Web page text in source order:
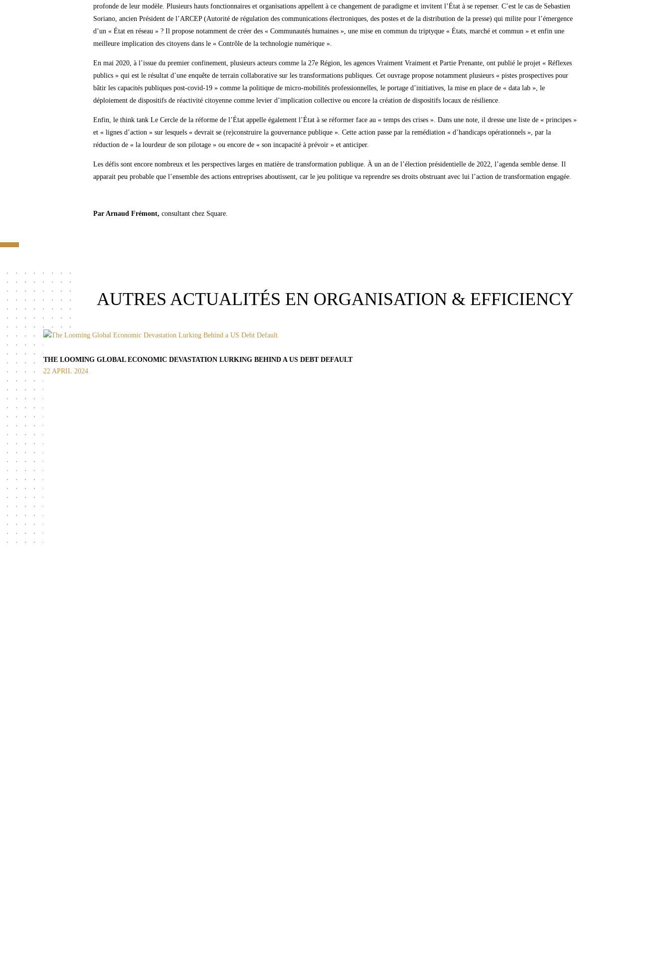
profonde de leur modèle. Plusieurs hauts fonctionnaires et organisations appellent à ce changement de paradigme et invitent l’État à se repenser. C’est le cas de Sebastien
Soriano, ancien Président de l’ARCEP (Autorité de régulation des communications électroniques, des postes et de la distribution de la presse) qui milite pour l’émergence
d’un « État en réseau » ? Il propose notamment de créer des « Communautés humaines », une mise en commun du triptyque « États, marché et commun » et enfin une
meilleure implication des citoyens dans le « Contrôle de la technologie numérique ».
En mai 2020, à l’issue du premier confinement, plusieurs acteurs comme la 27e Région, les agences Vraiment Vraiment et Partie Prenante, ont publié le projet « Réflexes
publics » qui est le résultat d’une enquête de terrain collaborative sur les transformations publiques. Cet ouvrage propose notamment plusieurs « pistes prospectives pour
bâtir les capacités publiques post-covid-19 » comme la politique de micro-mobilités professionnelles, le portage d’initiatives, la mise en place de « data lab », le
déploiement de dispositifs de réactivité citoyenne comme levier d’implication collective ou encore la création de dispositifs locaux de résilience.
Enfin, le think tank Le Cercle de la réforme de l’État appelle également l’État à se réformer face au « temps des crises ». Dans une note, il dresse une liste de « principes »
et « lignes d’action » sur lesquels « devrait se (re)construire la gouvernance publique ». Cette action passe par la remédiation « d’handicaps opérationnels », par la
réduction de « la lourdeur de son pilotage » ou encore de « son incapacité à prévoir » et anticiper.
Les défis sont encore nombreux et les perspectives larges en matière de transformation publique. À un an de l’élection présidentielle de 2022, l’agenda semble dense. Il
apparait peu probable que l’ensemble des actions entreprises aboutissent, car le jeu politique va reprendre ses droits obstruant avec lui l’action de transformation engagée.
Par Arnaud Frémont, consultant chez Square.
AUTRES ACTUALITÉS EN ORGANISATION & EFFICIENCY
THE LOOMING GLOBAL ECONOMIC DEVASTATION LURKING BEHIND A US DEBT DEFAULT
22 APRIL 2024